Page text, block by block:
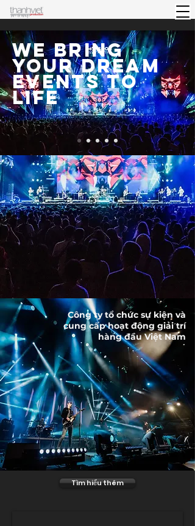
WE BRING
YOUR DREAM
EVENTS TO
LIFE
​Công ty tổ chức sự kiện và
cung cấp hoạt động giải trí
hàng đầu Việt Nam
Tìm hiểu thêm